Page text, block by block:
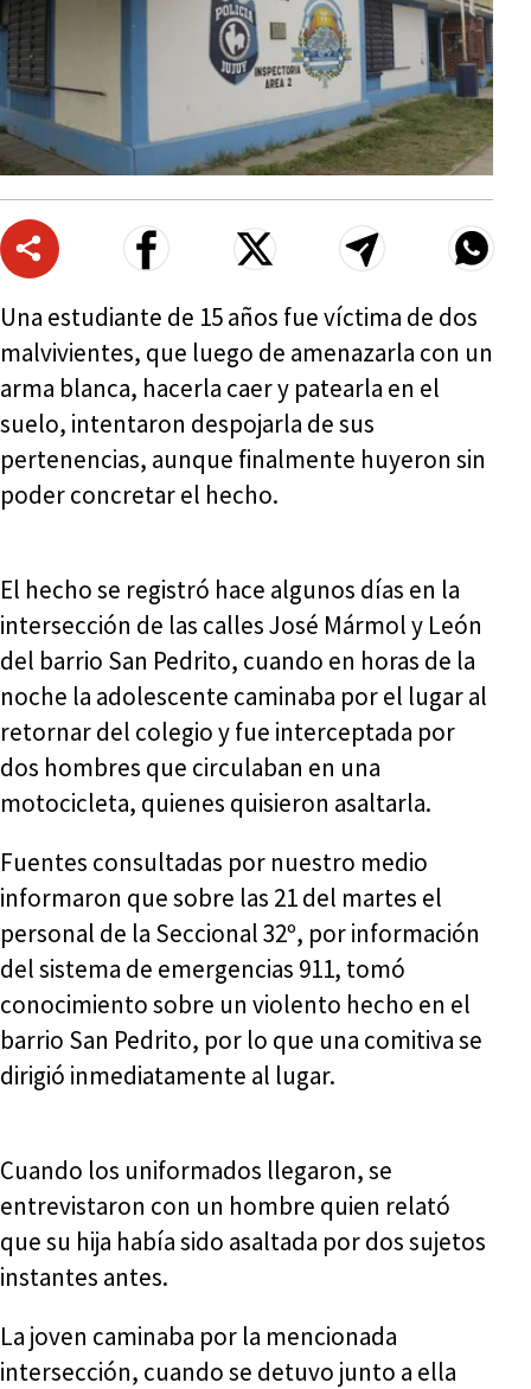
Una estudiante de 15 años fue víctima de dos
malvivientes, que luego de amenazarla con un
arma blanca, hacerla caer y patearla en el
suelo, intentaron despojarla de sus
pertenencias, aunque finalmente huyeron sin
poder concretar el hecho.
El hecho se registró hace algunos días en la
intersección de las calles José Mármol y León
del barrio San Pedrito, cuando en horas de la
noche la adolescente caminaba por el lugar al
retornar del colegio y fue interceptada por
dos hombres que circulaban en una
motocicleta, quienes quisieron asaltarla.
Fuentes consultadas por nuestro medio
informaron que sobre las 21 del martes el
personal de la Seccional 32º, por información
del sistema de emergencias 911, tomó
conocimiento sobre un violento hecho en el
barrio San Pedrito, por lo que una comitiva se
dirigió inmediatamente al lugar.
Cuando los uniformados llegaron, se
entrevistaron con un hombre quien relató
que su hija había sido asaltada por dos sujetos
instantes antes.
La joven caminaba por la mencionada
intersección, cuando se detuvo junto a ella